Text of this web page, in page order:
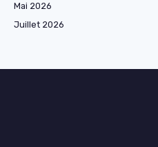
Mai 2026
Juillet 2026